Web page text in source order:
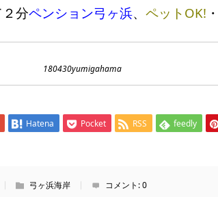
分ペンション弓ヶ浜、 ペットOK! ・
180430yumigahama
Hatena Pocket RSS feedly
弓ヶ浜海岸 コメント:0